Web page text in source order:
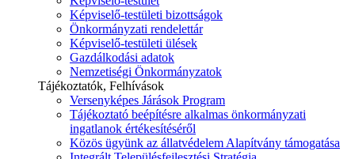
Képviselő-testületi bizottságok
Önkormányzati rendelettár
Képviselő-testületi ülések
Gazdálkodási adatok
Nemzetiségi Önkormányzatok
Tájékoztatók, Felhívások
Versenyképes Járások Program
Tájékoztató beépítésre alkalmas önkormányzati
ingatlanok értékesítéséről
Közös ügyünk az állatvédelem Alapítvány támogatása